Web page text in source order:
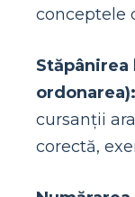
conceptele
ordonarea):
cursanții
corectă,